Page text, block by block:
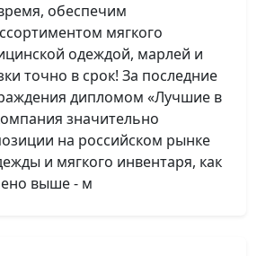
обеспечим
мягкого
одеждой, марлей и
точно в срок! За последние
дипломом «Лучшие в
значительно
на российском рынке
и мягкого инвентаря, как
выше - м